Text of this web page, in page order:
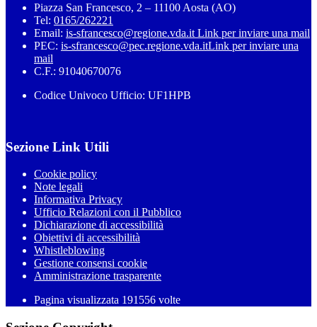
Piazza San Francesco, 2 – 11100 Aosta (AO)
Tel: 0165/262221
Email: is-sfrancesco@regione.vda.it Link per inviare una mail
PEC: is-sfrancesco@pec.regione.vda.itLink per inviare una
mail
C.F.: 91040670076
Codice Univoco Ufficio: UF1HPB
Sezione Link Utili
Cookie policy
Note legali
Informativa Privacy
Ufficio Relazioni con il Pubblico
Dichiarazione di accessibilità
Obiettivi di accessibilità
Whistleblowing
Gestione consensi cookie
Amministrazione trasparente
Pagina visualizzata 191556 volte